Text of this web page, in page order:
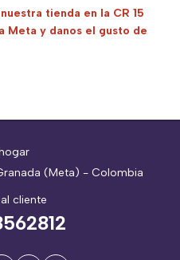
tienda en la CR 15
Meta y danos el gusto de
(Meta) - Colombia
cliente